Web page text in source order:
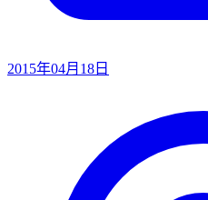
2015年04月18日